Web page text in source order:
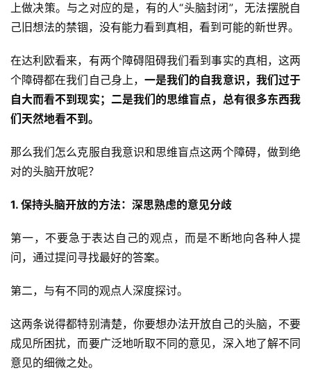
首
页
业
讯
眼
例
避
上做决策。与之对应的是，有的人“头脑封闭”，无法摆脱自
己旧想法的禁锢，没有能力看到真相，看到可能的新世界。
在达利欧看来，有两个障碍阻碍我们看到事实的真相，这两
个障碍都在我们自己身上， 一是我们的自我意识，我们过于
自大而看不到现实；二是我们的思维盲点，总有很多东西我
们天然地看不到。
那么我们怎么克服自我意识和思维盲点这两个障碍，做到绝
对的头脑开放呢？
1. 保持头脑开放的方法：深思熟虑的意见分歧
第一，不要急于表达自己的观点，而是不断地向各种人提
问，通过提问寻找最好的答案。
第二，与有不同的观点人深度探讨。
这两条说得都特别清楚，你要想办法开放自己的头脑，不要
成见所困扰，而要广泛地听取不同的意见，深入地了解不同
意见的细微之处。